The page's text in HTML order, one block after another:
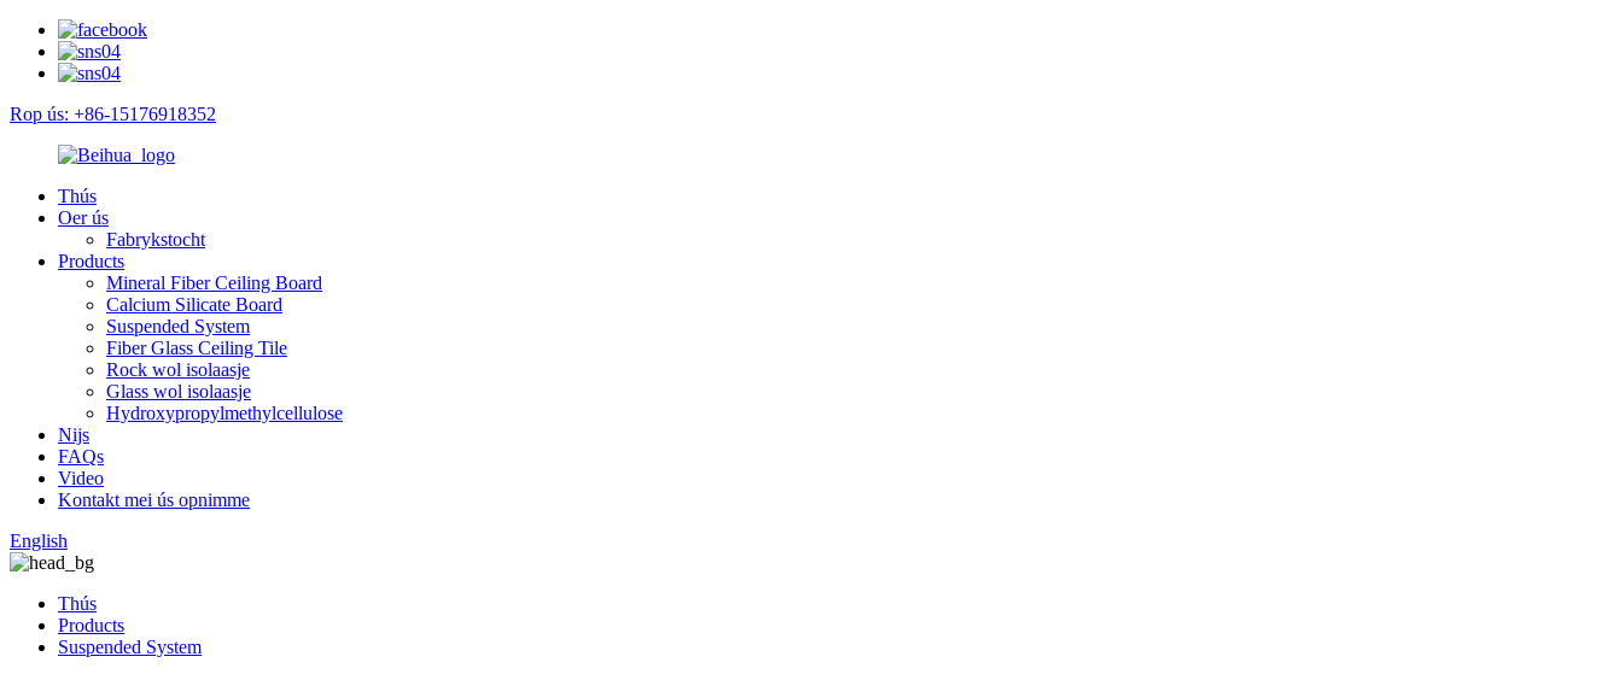
Rop ús: +86-15176918352
Thús
Oer ús
Fabrykstocht
Products
Mineral Fiber Ceiling Board
Calcium Silicate Board
Suspended System
Fiber Glass Ceiling Tile
Rock wol isolaasje
Glass wol isolaasje
Hydroxypropylmethylcellulose
Nijs
FAQs
Video
Kontakt mei ús opnimme
English
Thús
Products
Suspended System